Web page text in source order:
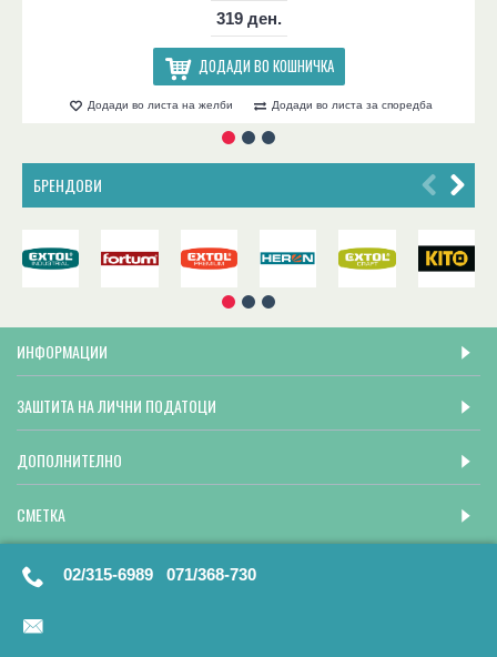
319 ден.
ДОДАДИ ВО КОШНИЧКА
Додади во листа на желби Додади во листа за споредба
БРЕНДОВИ
ИНФОРМАЦИИ
ЗАШТИТА НА ЛИЧНИ ПОДАТОЦИ
ДОПОЛНИТЕЛНО
СМЕТКА
02/315-6989 071/368-730